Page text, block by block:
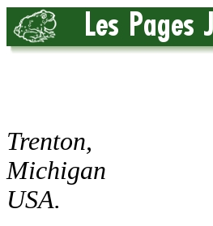
Trenton,
Michigan
USA.